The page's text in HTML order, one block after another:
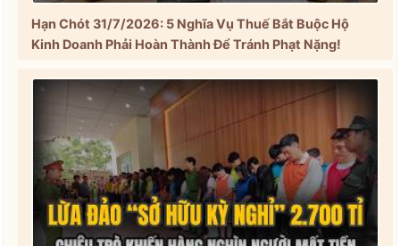
Hạn Chót 31/7/2026: 5 Nghĩa Vụ Thuế Bắt Buộc Hộ
Kinh Doanh Phải Hoàn Thành Để Tránh Phạt Nặng!